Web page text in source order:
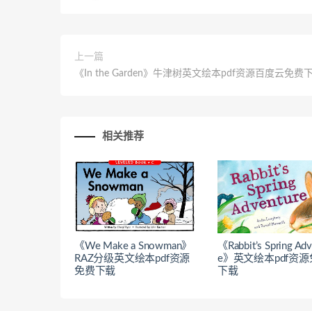
上一篇
《In the Garden》牛津树英文绘本pdf资源百度云免费
相关推荐
《We Make a Snowman》
RAZ分级英文绘本pdf资源
免费下载
《Rabbit’s Spring
e》英文绘本pdf资源
下载